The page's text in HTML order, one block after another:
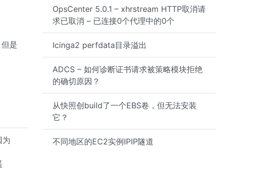
OpsCenter 5.0.1 – xhrstream HTTP取消请
求已取消 – 已连接0个代理中的0个
Icinga2 perfdata目录溢出
ADCS – 如何诊断证书请求被策略模块拒绝
的确切原因？
从快照创build了一个EBS卷，但无法安装
它？
不同地区的EC2实例IPIP隧道
是
为